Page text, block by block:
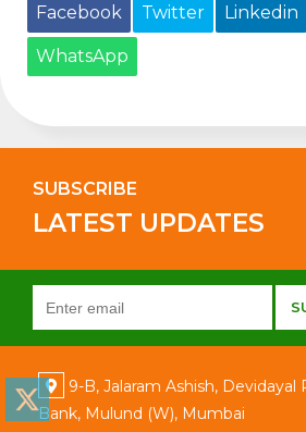
Facebook Twitter Linkedin
WhatsApp
SUBSCRIBE
LATEST UPDATES
9-B, Jalaram Ashish, Devidayal
Bank, Mulund (W), Mumbai